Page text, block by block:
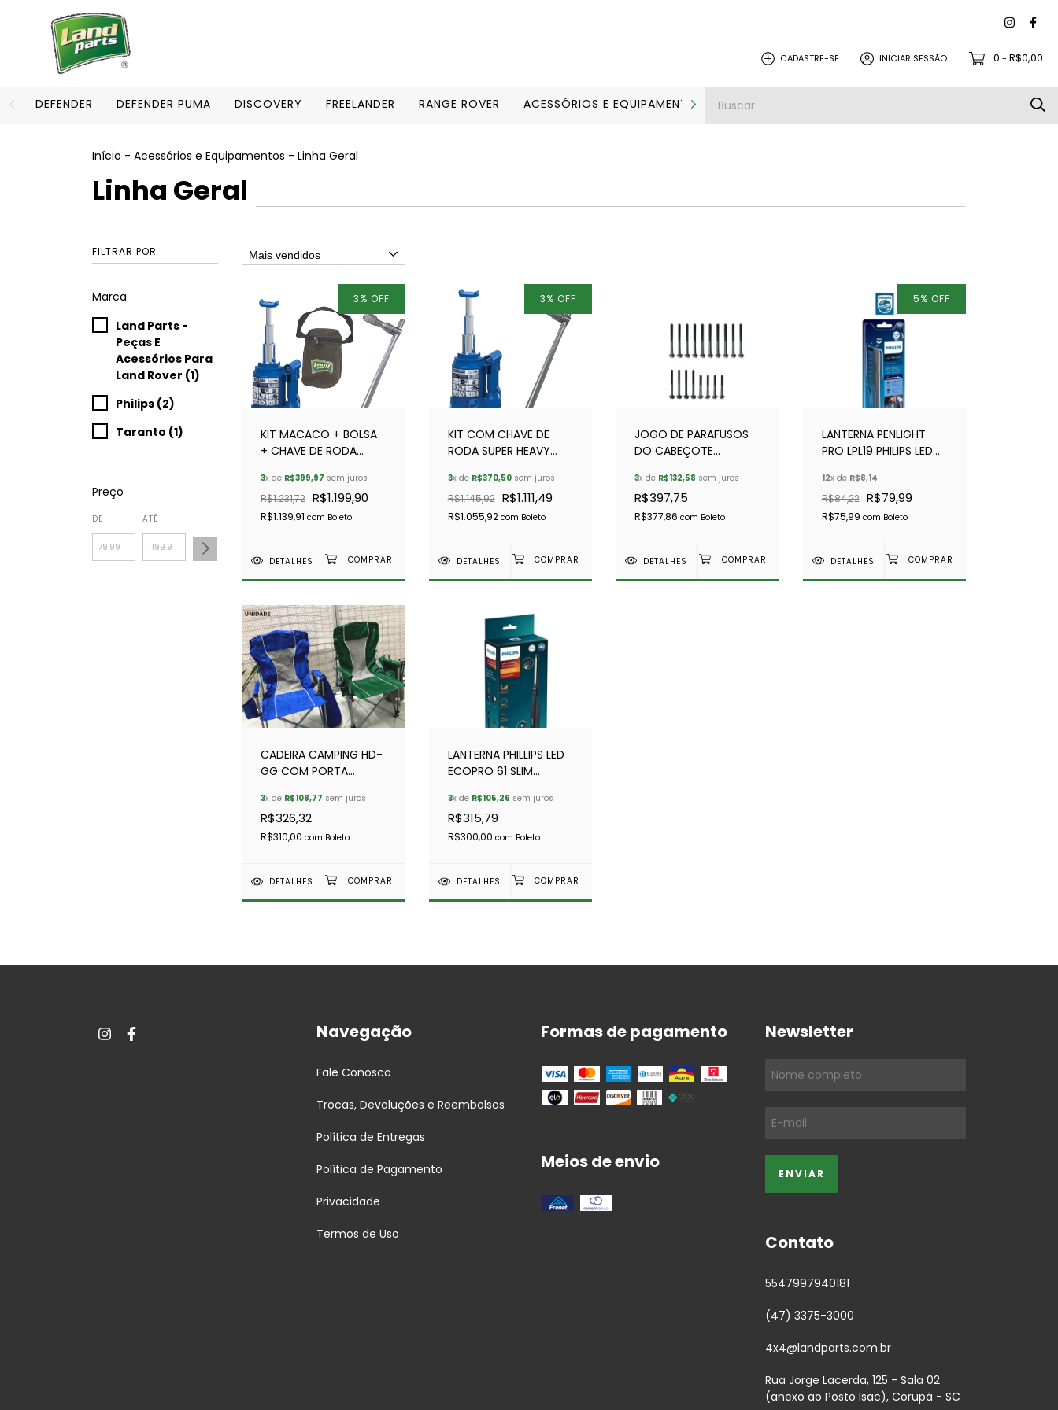
CADASTRE-SE INICIAR SESSÃO 0 - R$0,00
DEFENDER DEFENDER PUMA DISCOVERY FREELANDER RANGE ROVER ACESSÓRIOS E EQUIPAMENTOS PEÇAS PARA REVISÃO
Início - Acessórios e Equipamentos - Linha Geral
Linha Geral
FILTRAR POR
Marca
Land Parts -
Peças E
Acessórios Para
Land Rover (1)
Philips (2)
Taranto (1)
Preço
DE ATÉ
3% OFF
KIT MACACO + BOLSA
+ CHAVE DE RODA
3x de R$399,97 sem juros
R$1.231,72 R$1.199,90
R$1.139,91 com Boleto
DETALHES
3% OFF
KIT COM CHAVE DE
RODA SUPER HEAVY
HIDRAULICO 3
ESTAGIOS -1,5 TON
3x de R$370,50sem juros
R$1.145,92 R$1.111,49
R$1.055,92 com Boleto
DETALHES
JOGO DE PARAFUSOS
DO CABEÇOTE
TARANTO (18 PÇS)
3x de R$132,58 sem juros
R$397,75
R$377,86 com Boleto
DETALHES
5% OFF
LANTERNA PENLIGHT
PRO LPL19 PHILIPS LED
12x de R$8,14
R$84,22 R$79,99
R$75,99 com Boleto
DETALHES
CADEIRA CAMPING HD-
GG COM PORTA
VERMELHA
3x de R$108,77 sem juros
R$326,32
R$310,00 com Boleto
DETALHES
LANTERNA PHILLIPS LED
ECOPRO 61 SLIM
3x de R$105,26 sem juros
R$315,79
R$300,00 com Boleto
DETALHES
Navegação
Fale Conosco
Trocas, Devoluções e Reembolsos
Política de Entregas
Política de Pagamento
Privacidade
Termos de Uso
Formas de pagamento
Meios de envio
Newsletter
Contato
5547997940181
(47) 3375-3000
4x4@landparts.com.br
Rua Jorge Lacerda, 125 - Sala 02
(anexo ao Posto Isac), Corupá - SC